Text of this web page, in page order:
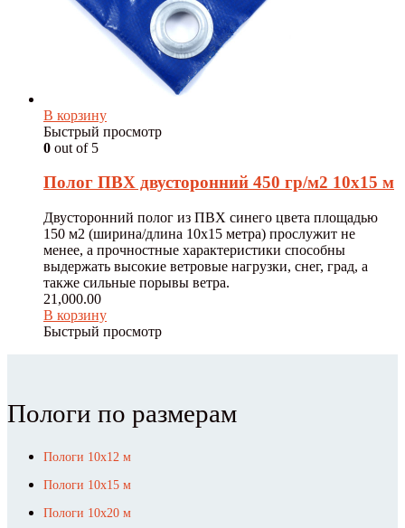
В корзину
Быстрый просмотр
0 out of 5
Полог ПВХ двусторонний 450 гр/м2 10х15 м
Двусторонний полог из ПВХ синего цвета площадью
150 м2 (ширина/длина 10х15 метра) прослужит не
менее, а прочностные характеристики способны
выдержать высокие ветровые нагрузки, снег, град, а
также сильные порывы ветра.
21,000.00
В корзину
Быстрый просмотр
Пологи по размерам
Пологи 10х12 м
Пологи 10х15 м
Пологи 10х20 м